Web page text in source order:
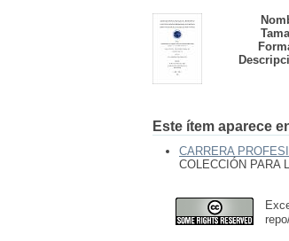
Este ítem aparece
CARRERA
COLECCIÓN PARA